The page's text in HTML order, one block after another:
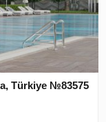
Türkiye №83575